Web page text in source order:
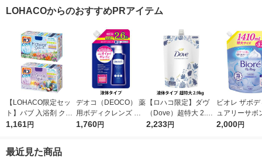
体タイプ
LOHACOからのおすすめPRアイテム
【LOHACO限定セッ
ト】バブ 入浴剤 クー
ル フラワースプラッ
1,161円
デオコ（DEOCO） 薬
用ボディクレンズ 詰
め替え 大容量 650g
1,760円
【ロハコ限定】ダヴ
（Dove）超特大 2.9k
g 液体 ボディウォッ
2,233円
ビオレ ザボ
ュアリーサボ
ィソープ 詰
2,000円
最近見た商品